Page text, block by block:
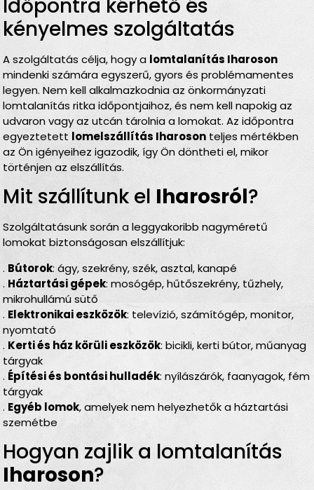
Időpontra kérhető és
kényelmes szolgáltatás
A szolgáltatás célja, hogy a lomtalanítás Iharoson
mindenki számára egyszerű, gyors és problémamentes
legyen. Nem kell alkalmazkodnia az önkormányzati
lomtalanítás ritka időpontjaihoz, és nem kell napokig az
udvaron vagy az utcán tárolnia a lomokat. Az időpontra
egyeztetett lomelszállítás Iharoson teljes mértékben
az Ön igényeihez igazodik, így Ön döntheti el, mikor
történjen az elszállítás.
Mit szállítunk el Iharosról?
Szolgáltatásunk során a leggyakoribb nagyméretű
lomokat biztonságosan elszállítjuk:
. Bútorok: ágy, szekrény, szék, asztal, kanapé
. Háztartási gépek: mosógép, hűtőszekrény, tűzhely,
mikrohullámú sütő
. Elektronikai eszközök: televízió, számítógép, monitor,
nyomtató
. Kerti és ház körüli eszközök: bicikli, kerti bútor, műanyag
tárgyak
. Építési és bontási hulladék: nyílászárók, faanyagok, fém
tárgyak
. Egyéb lomok, amelyek nem helyezhetők a háztartási
szemétbe
Hogyan zajlik a lomtalanítás
Iharoson?